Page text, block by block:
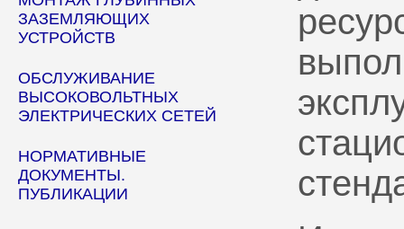
ЗАЗЕМЛЯЮЩИХ
УСТРОЙСТВ
ОБСЛУЖИВАНИЕ
ВЫСОКОВОЛЬТНЫХ
ЭЛЕКТРИЧЕСКИХ СЕТЕЙ
НОРМАТИВНЫЕ
ДОКУМЕНТЫ.
ПУБЛИКАЦИИ